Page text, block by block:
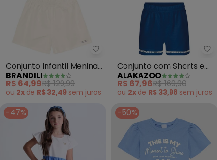
Brandili - Conjunto Infantil
Conjunto Infantil Menina
com Babados (Azul)
BRANDILI
R$ 64,99R$ 129,99
ou 2x de R$ 32,49 sem juros
Conjunto com Shorts e
Blusa de Alças (Azul)
ALAKAZOO
R$ 67,96R$ 169,90
ou 2x de R$ 33,98 sem juros
-47% -50%